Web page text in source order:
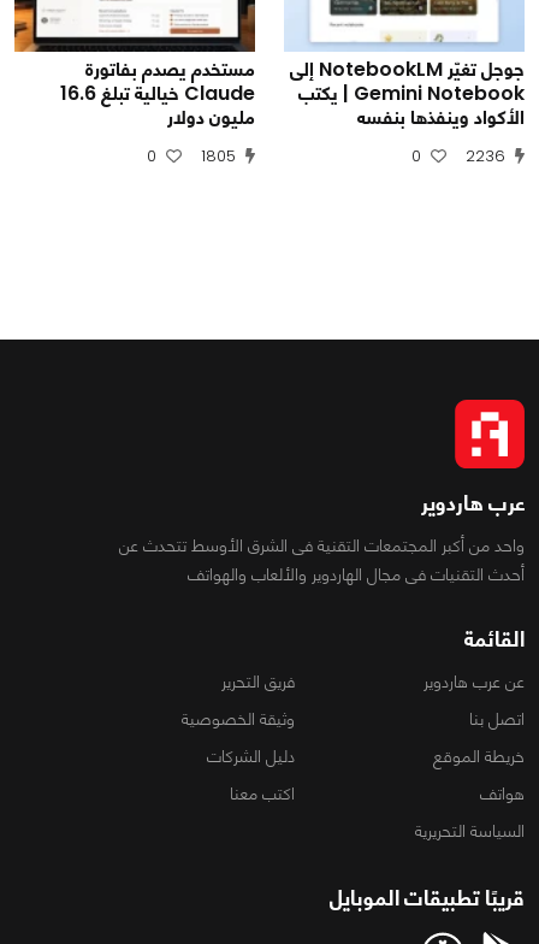
جوجل تغيّر NotebookLM إلى
Gemini Notebook | يكتب
الأكواد وينفذها بنفسه
2236
0
مستخدم يصدم بفاتورة
Claude خيالية تبلغ 16.6
مليون دولار
1805
0
عرب هاردوير
واحد من أكبر المجتمعات التقنية فى الشرق الأوسط تتحدث عن
أحدث التقنيات فى مجال الهاردوير والألعاب والهواتف
القائمة
عن عرب هاردوير
فريق التحرير
اتصل بنا
وثيقة الخصوصية
خريطة الموقع
دليل الشركات
هواتف
اكتب معنا
السياسة التحريرية
قريبًا تطبيقات الموبايل